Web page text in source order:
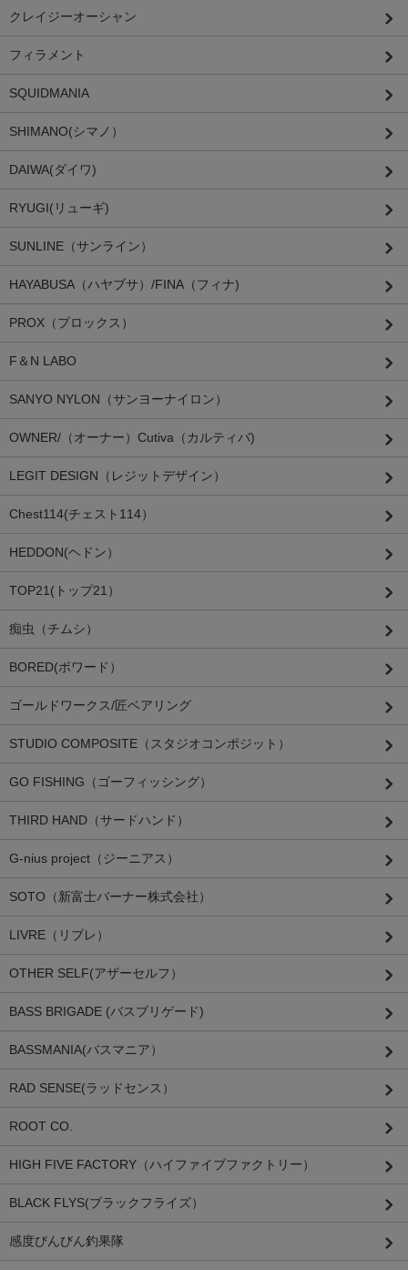
クレイジーオーシャン
フィラメント
SQUIDMANIA
SHIMANO(シマノ）
DAIWA(ダイワ)
RYUGI(リューギ)
SUNLINE（サンライン）
HAYABUSA（ハヤブサ）/FINA（フィナ)
PROX（プロックス）
F＆N LABO
SANYO NYLON（サンヨーナイロン）
OWNER/（オーナー）Cutiva（カルティバ)
LEGIT DESIGN（レジットデザイン）
Chest114(チェスト114）
HEDDON(ヘドン）
TOP21(トップ21）
痴虫（チムシ）
BORED(ボワード）
ゴールドワークス/匠ベアリング
STUDIO COMPOSITE（スタジオコンポジット）
GO FISHING（ゴーフィッシング）
THIRD HAND（サードハンド）
G-nius project（ジーニアス）
SOTO（新富士バーナー株式会社）
LIVRE（リブレ）
OTHER SELF(アザーセルフ）
BASS BRIGADE (バスブリゲード)
BASSMANIA(バスマニア）
RAD SENSE(ラッドセンス）
ROOT CO.
HIGH FIVE FACTORY（ハイファイブファクトリー）
BLACK FLYS(ブラックフライズ）
感度びんびん釣果隊